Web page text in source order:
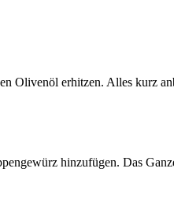
Olivenöl erhitzen. Alles kurz
hinzufügen. Das